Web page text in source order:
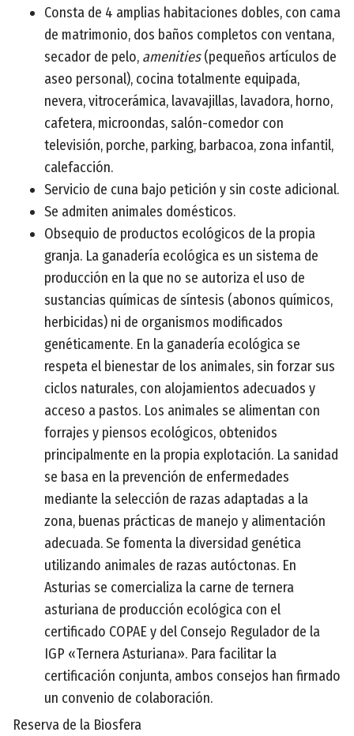
Consta de 4 amplias habitaciones dobles, con cama
de matrimonio, dos baños completos con ventana,
secador de pelo, amenities(pequeños artículos de
aseo personal), cocina totalmente equipada,
nevera, vitrocerámica, lavavajillas, lavadora, horno,
cafetera, microondas, salón-comedor con
televisión, porche, parking, barbacoa, zona infantil,
calefacción.
Servicio de cuna bajo petición y sin coste adicional.
Se admiten animales domésticos.
Obsequio de productos ecológicos de la propia
granja. La ganadería ecológica es un sistema de
producción en la que no se autoriza el uso de
sustancias químicas de síntesis (abonos químicos,
herbicidas) ni de organismos modificados
genéticamente. En la ganadería ecológica se
respeta el bienestar de los animales, sin forzar sus
ciclos naturales, con alojamientos adecuados y
acceso a pastos. Los animales se alimentan con
forrajes y piensos ecológicos, obtenidos
principalmente en la propia explotación. La sanidad
se basa en la prevención de enfermedades
mediante la selección de razas adaptadas a la
zona, buenas prácticas de manejo y alimentación
adecuada. Se fomenta la diversidad genética
utilizando animales de razas autóctonas. En
Asturias se comercializa la carne de ternera
asturiana de producción ecológica con el
certificado COPAE y del Consejo Regulador de la
IGP «Ternera Asturiana». Para facilitar la
certificación conjunta, ambos consejos han firmado
un convenio de colaboración.
Reserva de la Biosfera